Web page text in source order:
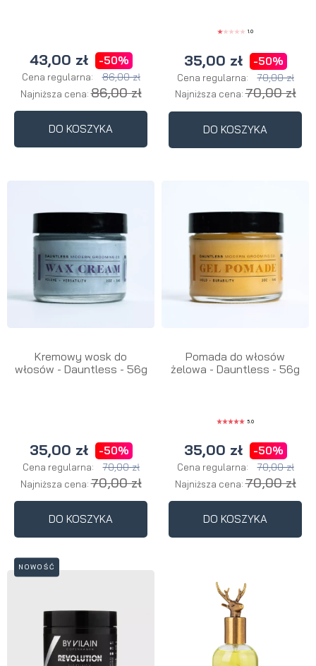
43,00 zł -50%
Cena regularna: 86,00 zł
Najniższa cena:86,00 zł
DO KOSZYKA
1.0
35,00 zł -50%
Cena regularna: 70,00 zł
Najniższa cena:70,00 zł
DO KOSZYKA
Kremowy wosk do
włosów - Dauntless - 56g
35,00 zł -50%
Cena regularna: 70,00 zł
Najniższa cena:70,00 zł
DO KOSZYKA
Pomada do włosów
żelowa - Dauntless - 56g
5.0
35,00 zł -50%
Cena regularna: 70,00 zł
Najniższa cena:70,00 zł
DO KOSZYKA
NOWOŚĆ